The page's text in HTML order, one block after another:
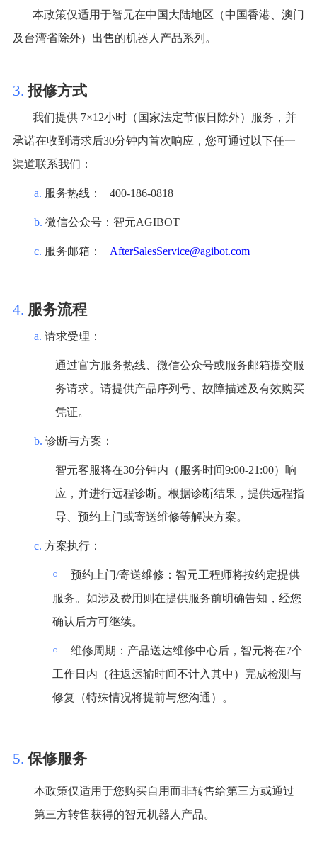
本政策仅适用于智元在中国大陆地区（中国香港、澳门
及台湾省除外）出售的机器人产品系列。
3.报修方式
我们提供 7×12小时（国家法定节假日除外）服务，并
承诺在收到请求后30分钟内首次响应，您可通过以下任一
渠道联系我们：
a. 服务热线： 400-186-0818
b. 微信公众号：智元AGIBOT
c. 服务邮箱： AfterSalesService@agibot.com
4. 服务流程
a. 请求受理：
通过官方服务热线、微信公众号或服务邮箱提交服
务请求。请提供产品序列号、故障描述及有效购买
凭证。
b. 诊断与方案：
智元客服将在30分钟内（服务时间9:00-21:00）响
应，并进行远程诊断。根据诊断结果，提供远程指
导、预约上门或寄送维修等解决方案。
c. 方案执行：
￮ 预约上门/寄送维修：智元工程师将按约定提供
服务。如涉及费用则在提供服务前明确告知，经您
确认后方可继续。
￮ 维修周期：产品送达维修中心后，智元将在7个
工作日内（往返运输时间不计入其中）完成检测与
修复（特殊情况将提前与您沟通）
。
5.保修服务
本政策仅适用于您购买自用而非转售给第三方或通过
第三方转售获得的智元机器人产品。